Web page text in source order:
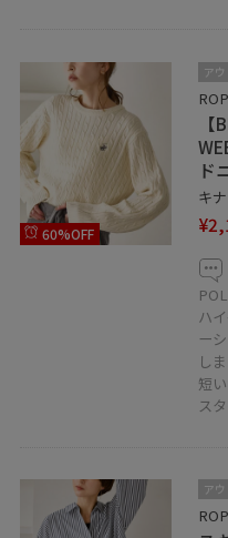
60%OFF
ア
【
ド
キ
ハ
ー
し
短
ス
ア